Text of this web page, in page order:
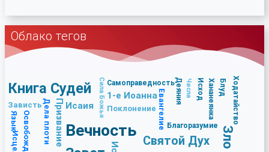
Облако тегов
Книга Судей Сила Божья СамоправедностьДеяния Числа Исход Хананеянка Блуд
1-е Иоанна Ходатайство
Евангелие
Зависть Исаия
Зло
Язык
Святой Дух
Благоразумие
Вечность
Призвание Поклонение
Дела плоти